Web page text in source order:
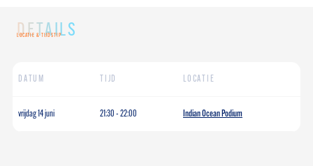
DETAILS
LOCATIE & TIJDSTIP
DATUM TIJD LOCATIE
vrijdag 14 juni 21:30 - 22:00 Indian Ocean Podium